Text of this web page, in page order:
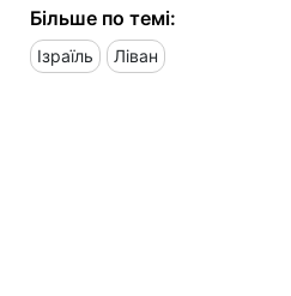
Більше по темі:
Ізраїль Ліван